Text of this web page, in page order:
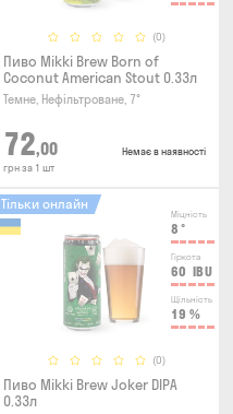
(0)
Пиво Mikki Brew Born of
Coconut American Stout 0.33л
Темне, Нефільтроване, 7°
72,00
грн за 1 шт
Немає в наявності
Міцність
8 °
Гіркота
60 IBU
Щільність
19 %
(0)
Тільки онлайн
Пиво Mikki Brew Joker DIPA
0.33л